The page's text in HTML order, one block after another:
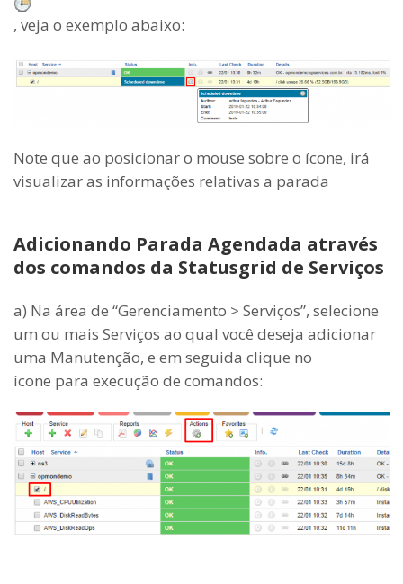
, veja o exemplo abaixo:
Note que ao posicionar o mouse sobre o ícone, irá
visualizar as informações relativas a parada
Adicionando Parada Agendada através
dos comandos da Statusgrid de Serviços
a) Na área de “Gerenciamento > Serviços”, selecione
um ou mais Serviços ao qual você deseja adicionar
uma Manutenção, e em seguida clique no
ícone para execução de comandos: